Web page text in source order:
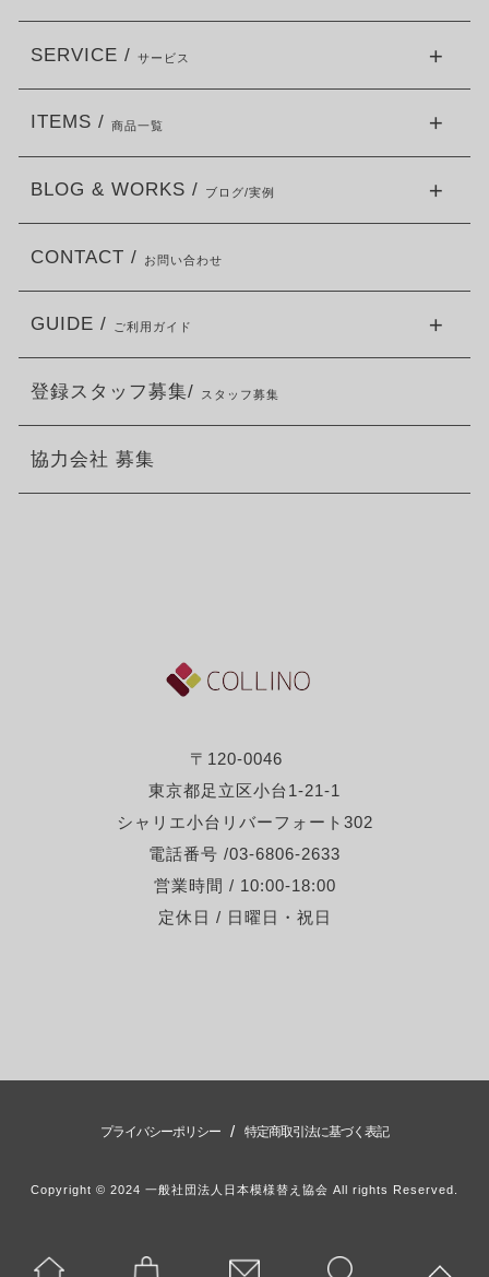
〒120-0046
東京都足立区小台1-21-1
シャリエ小台リバーフォート302
電話番号 /03-6806-2633
営業時間 / 10:00-18:00
定休日 / 日曜日・祝日
SERVICE / サービス
ITEMS / 商品一覧
BLOG & WORKS / ブログ/実例
CONTACT / お問い合わせ
GUIDE / ご利用ガイド
登録スタッフ募集/ スタッフ募集
協力会社 募集
プライバシーポリシー / 特定商取引法に基づく表記
Copyright © 2024 一般社団法人日本模様替え協会 All rights Reserved.